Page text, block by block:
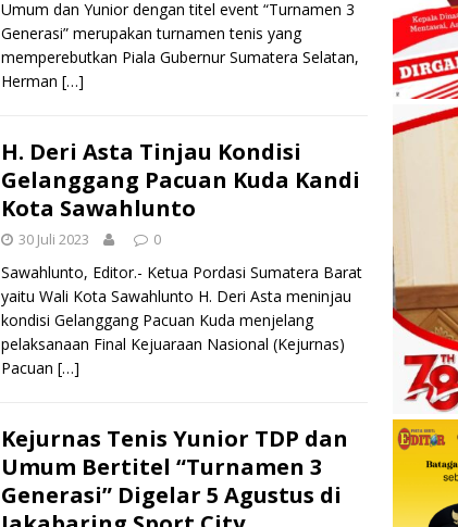
Umum dan Yunior dengan titel event “Turnamen 3
Generasi” merupakan turnamen tenis yang
memperebutkan Piala Gubernur Sumatera Selatan,
Herman […]
H. Deri Asta Tinjau Kondisi
Gelanggang Pacuan Kuda Kandi
Kota Sawahlunto
30 Juli 2023 0
Sawahlunto, Editor.- Ketua Pordasi Sumatera Barat
yaitu Wali Kota Sawahlunto H. Deri Asta meninjau
kondisi Gelanggang Pacuan Kuda menjelang
pelaksanaan Final Kejuaraan Nasional (Kejurnas)
Pacuan […]
Kejurnas Tenis Yunior TDP dan
Umum Bertitel “Turnamen 3
Generasi” Digelar 5 Agustus di